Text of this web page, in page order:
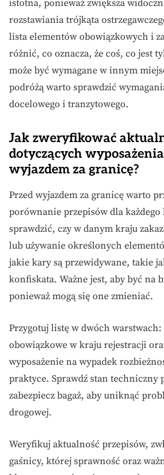
istotna, ponieważ zwiększa
rozstawiania trójkąta
lista elementów obowiązkowych i
różnić, co oznacza, że coś, co jest
może być wymagane w innym
podróżą warto sprawdzić
docelowego i tranzytowego.
Jak zweryfikować
dotyczących
wyjazdem za granicę?
Przed wyjazdem za granicę warto
porównanie przepisów dla
sprawdzić, czy w danym kraju
lub używanie określonych
jakie kary są przewidywane, takie
konfiskata. Ważne jest, aby być na
ponieważ mogą się one zmieniać.
Przygotuj listę w dwóch warstwach:
obowiązkowe w kraju rejestracji
wyposażenie na wypadek
praktyce. Sprawdź stan techniczny
zabezpiecz bagaż, aby uniknąć
drogowej.
Weryfikuj aktualność przepisów,
gaśnicy, której sprawność oraz